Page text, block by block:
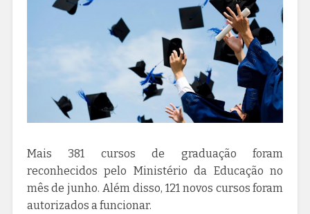
Mais 381 cursos de graduação foram
reconhecidos pelo Ministério da Educação no
mês de junho. Além disso, 121 novos cursos foram
autorizados a funcionar.